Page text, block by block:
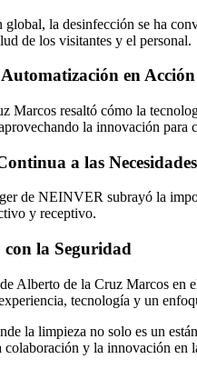
global, la desinfección se ha
de los visitantes y el personal.
en Acción
Marcos resaltó cómo la
la innovación para
a las
de NEINVER subrayó la
y receptivo.
la Seguridad
Alberto de la Cruz Marcos en
tecnología y un
la limpieza no solo es un
y la innovación en